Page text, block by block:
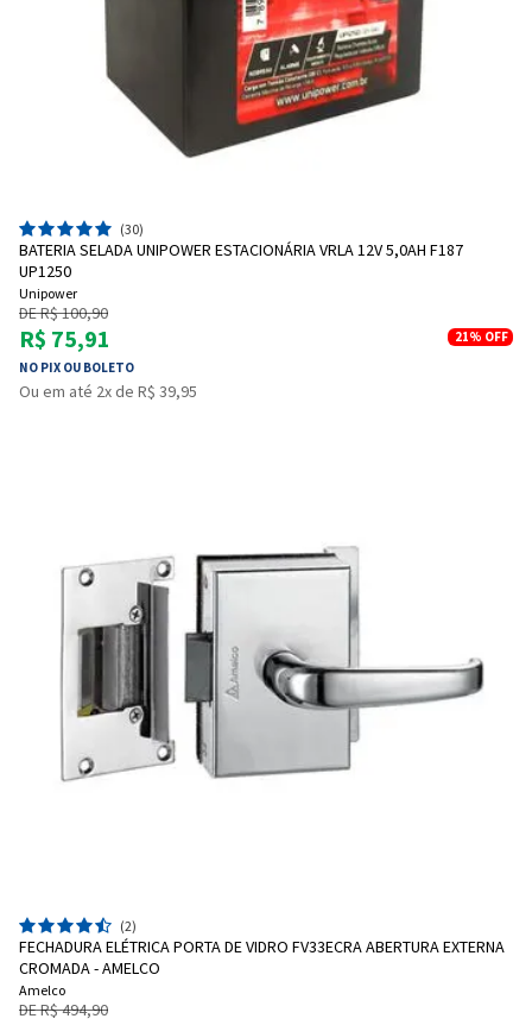
(30)
BATERIA SELADA UNIPOWER ESTACIONÁRIA VRLA 12V 5,0AH F187
UP1250
Unipower
DE R$ 100,90
R$ 75,91
NO PIX OU BOLETO
21% OFF
Ou em até 2x de R$ 39,95
(2)
FECHADURA ELÉTRICA PORTA DE VIDRO FV33ECRA ABERTURA EXTERNA
CROMADA - AMELCO
Amelco
DE R$ 494,90